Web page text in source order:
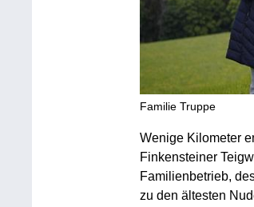
Familie Truppe
Wenige Kilometer
Finkensteiner
Familienbetrieb,
zu den ältesten